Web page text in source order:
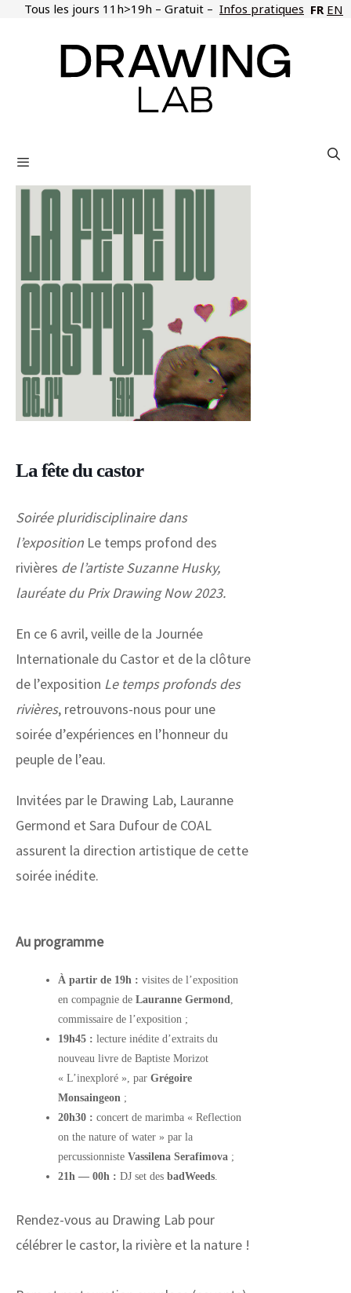
AllerTous les jours 11h>19h – Gratuit – Infos pratiques FR EN
La fête du castor
Soirée pluridisciplinaire dans
l’exposition Le temps profond des
rivières de l’artiste Suzanne Husky,
lauréate du Prix Drawing Now 2023.
En ce 6 avril, veille de la Journée
Internationale du Castor et de la clôture
de l’exposition Le temps profonds des
rivières, retrouvons-nous pour une
soirée d’expériences en l’honneur du
peuple de l’eau.
Invitées par le Drawing Lab, Lauranne
Germond et Sara Dufour de COAL
assurent la direction artistique de cette
soirée inédite.
Au programme
À partir de 19h : visites de l’exposition
en compagnie de Lauranne Germond
commissaire de l’exposition ;
19h45 : lecture inédite d’extraits du
nouveau livre de Baptiste Morizot
« L’inexploré », par Grégoire
Monsaingeon ;
20h30 : concert de marimba « Reflection
on the nature of water » par la
percussionniste Vassilena Serafimova ;
21h — 00h : DJ set des badWeeds
Rendez-vous au Drawing Lab pour
célébrer le castor, la rivière et la nature !